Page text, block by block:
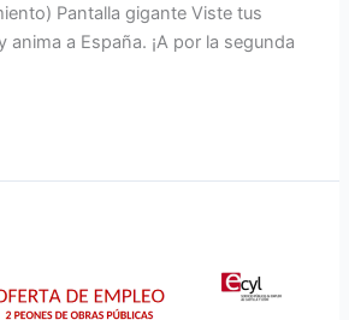
Pantalla gigante Viste tus
anima a España. ¡A por la segunda